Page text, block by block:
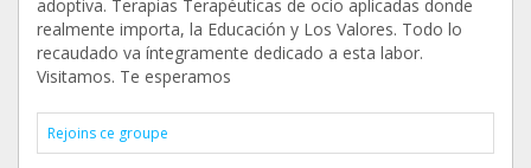
adoptiva. Terapias Terapéuticas de ocio aplicadas donde
realmente importa, la Educación y Los Valores. Todo lo
recaudado va íntegramente dedicado a esta labor.
Visitamos. Te esperamos
Rejoins ce groupe